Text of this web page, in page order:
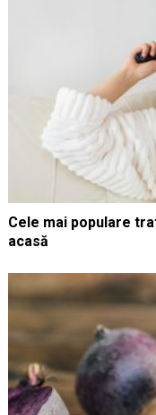
Cele mai populare
acasă